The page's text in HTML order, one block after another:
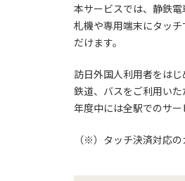
本サービスでは、静鉄
札機や専用端末にタッ
だけます。
訪日外国人利用者をは
鉄道、バスをご利用い
年度中には全駅でのサ
（※）タッチ決済対応